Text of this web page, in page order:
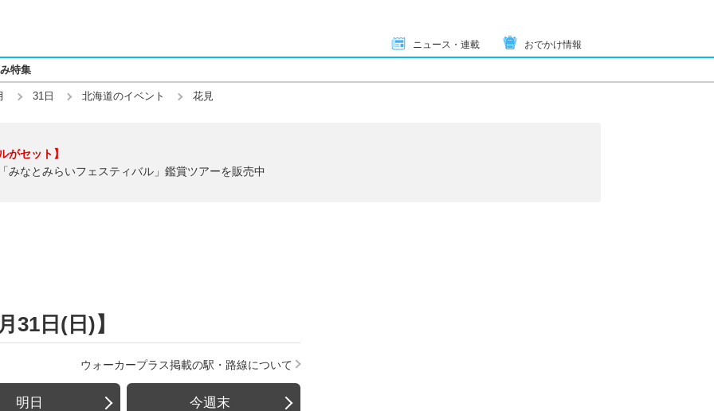
ニュース・連載 おでかけ情報
特集
31日 北海道のイベント 花見
がセット】
みなとみらいフェスティバル」鑑賞ツアーを販売中
31日(日)】
ウォーカープラス掲載の駅・路線について
明日 今週末